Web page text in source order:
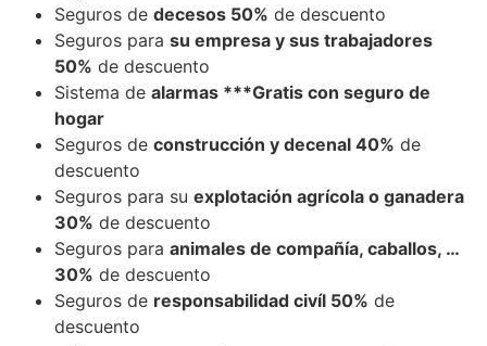
Seguros de decesos 50% de descuento
Seguros para su empresa y sus trabajadores
50% de descuento
Sistema de alarmas ***Gratis con seguro de
hogar
Seguros de construcción y decenal 40% de
descuento
Seguros para su explotación agrícola o ganadera
30% de descuento
Seguros para animales de compañía, caballos, …
30% de descuento
Seguros de responsabilidad civíl 50% de
descuento